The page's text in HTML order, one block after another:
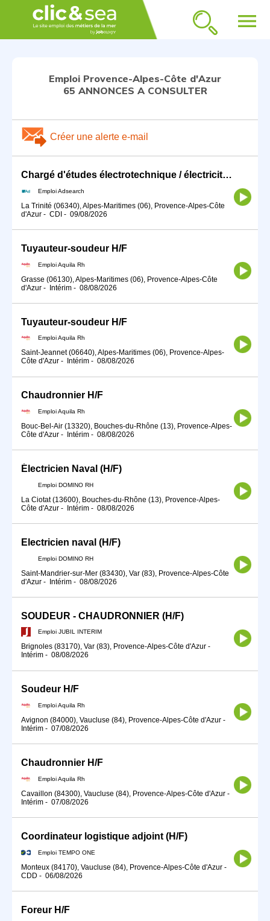
menu
Emploi Provence-Alpes-Côte d'Azur
65 ANNONCES A CONSULTER
Créer une alerte e-mail
Chargé d'études électrotechnique / électricité / CVC (H/F)
Emploi Adsearch
La Trinité (06340), Alpes-Maritimes (06), Provence-Alpes-Côte
d'Azur - CDI - 09/08/2026
Tuyauteur-soudeur H/F
Emploi Aquila Rh
Grasse (06130), Alpes-Maritimes (06), Provence-Alpes-Côte
d'Azur - Intérim - 08/08/2026
Tuyauteur-soudeur H/F
Emploi Aquila Rh
Saint-Jeannet (06640), Alpes-Maritimes (06), Provence-Alpes-
Côte d'Azur - Intérim - 08/08/2026
Chaudronnier H/F
Emploi Aquila Rh
Bouc-Bel-Air (13320), Bouches-du-Rhône (13), Provence-Alpes-
Côte d'Azur - Intérim - 08/08/2026
Électricien Naval (H/F)
Emploi DOMINO RH
La Ciotat (13600), Bouches-du-Rhône (13), Provence-Alpes-
Côte d'Azur - Intérim - 08/08/2026
Electricien naval (H/F)
Emploi DOMINO RH
Saint-Mandrier-sur-Mer (83430), Var (83), Provence-Alpes-Côte
d'Azur - Intérim - 08/08/2026
SOUDEUR - CHAUDRONNIER (H/F)
Emploi JUBIL INTERIM
Brignoles (83170), Var (83), Provence-Alpes-Côte d'Azur -
Intérim - 08/08/2026
Soudeur H/F
Emploi Aquila Rh
Avignon (84000), Vaucluse (84), Provence-Alpes-Côte d'Azur -
Intérim - 07/08/2026
Chaudronnier H/F
Emploi Aquila Rh
Cavaillon (84300), Vaucluse (84), Provence-Alpes-Côte d'Azur -
Intérim - 07/08/2026
Coordinateur logistique adjoint (H/F)
Emploi TEMPO ONE
Monteux (84170), Vaucluse (84), Provence-Alpes-Côte d'Azur -
CDD - 06/08/2026
Foreur H/F